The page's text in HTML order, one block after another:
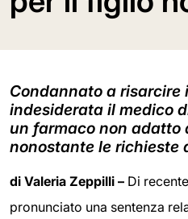
Condannato a
indesiderata il medico
un farmaco non adatto
nonostante le richieste
di Valeria Zeppilli – Di
pronunciato una sentenza